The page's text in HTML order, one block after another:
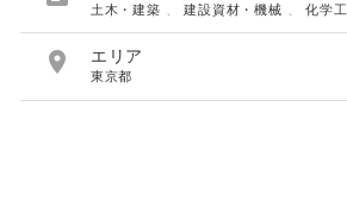
土木・建築 、建設資材・機械 、化学
 エリア
東京都